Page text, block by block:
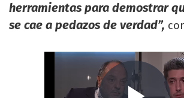
herramientas para demostrar
se cae a pedazos de verdad”,